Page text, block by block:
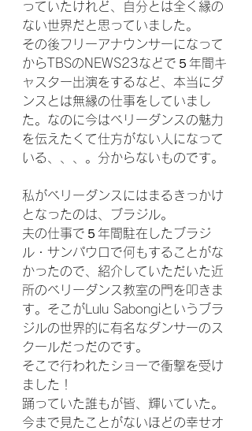
っていたけれど、自分とは全く縁の
ない世界だと思っていました。
その後フリーアナウンサーになって
からTBSのNEWS23などで５年間キ
ャスター出演をするなど、本当にダ
ンスとは無縁の仕事をしていまし
た。なのに今はベリーダンスの魅力
を伝えたくて仕方がない人になって
いる、、、。分からないものです。
私がベリーダンスにはまるきっかけ
となったのは、ブラジル。
夫の仕事で５年間駐在したブラジ
ル・サンパウロで何もすることがな
かったので、紹介していただいた近
所のベリーダンス教室の門を叩きま
す。そこがLulu Sabongiというブラ
ジルの世界的に有名なダンサーのス
クールだっだのです。
そこで行われたショーで衝撃を受け
ました！
踊っていた誰もが皆、輝いていた。
今まで見たことがないほどの幸せオ